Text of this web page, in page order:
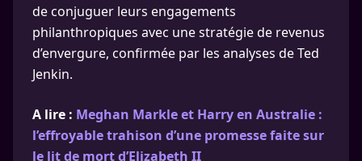
de conjuguer leurs engagements
philanthropiques avec une stratégie de revenus
d’envergure, confirmée par les analyses de Ted
Jenkin.
A lire : Meghan Markle et Harry en Australie :
l’effroyable trahison d’une promesse faite sur
le lit de mort d’Elizabeth II